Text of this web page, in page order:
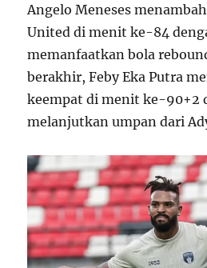
Angelo Meneses
United di menit ke-84
memanfaatkan bola
berakhir, Feby Eka Putra
keempat di menit ke-90+2
melanjutkan umpan dari